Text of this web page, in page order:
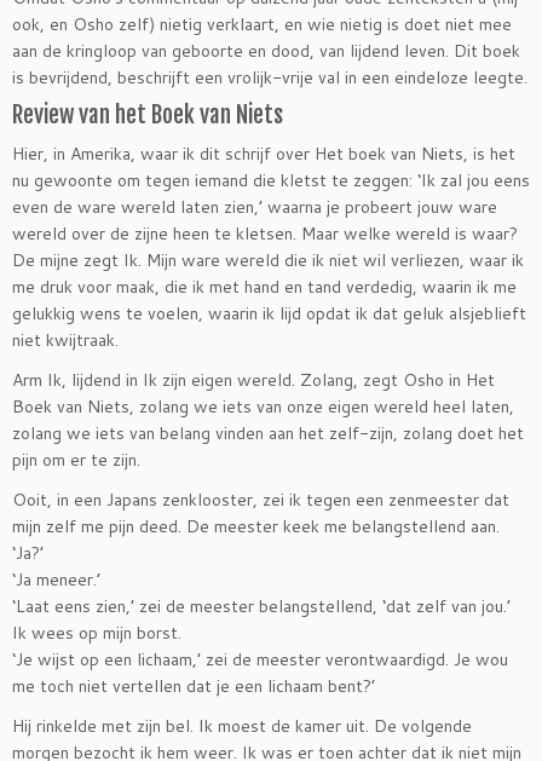
ook, en Osho zelf) nietig verklaart, en wie nietig is doet niet mee
aan de kringloop van geboorte en dood, van lijdend leven. Dit boek
is bevrijdend, beschrijft een vrolijk-vrije val in een eindeloze leegte.
Review van het Boek van Niets
Hier, in Amerika, waar ik dit schrijf over Het boek van Niets, is het
nu gewoonte om tegen iemand die kletst te zeggen: ‘Ik zal jou eens
even de ware wereld laten zien,’ waarna je probeert jouw ware
wereld over de zijne heen te kletsen. Maar welke wereld is waar?
De mijne zegt Ik. Mijn ware wereld die ik niet wil verliezen, waar ik
me druk voor maak, die ik met hand en tand verdedig, waarin ik me
gelukkig wens te voelen, waarin ik lijd opdat ik dat geluk alsjeblieft
niet kwijtraak.
Arm Ik, lijdend in Ik zijn eigen wereld. Zolang, zegt Osho in Het
Boek van Niets, zolang we iets van onze eigen wereld heel laten,
zolang we iets van belang vinden aan het zelf-zijn, zolang doet het
pijn om er te zijn.
Ooit, in een Japans zenklooster, zei ik tegen een zenmeester dat
mijn zelf me pijn deed. De meester keek me belangstellend aan.
‘Ja?’
‘Ja meneer.’
‘Laat eens zien,’ zei de meester belangstellend, ‘dat zelf van jou.’
Ik wees op mijn borst.
‘Je wijst op een lichaam,’ zei de meester verontwaardigd. Je wou
me toch niet vertellen dat je een lichaam bent?’
Hij rinkelde met zijn bel. Ik moest de kamer uit. De volgende
morgen bezocht ik hem weer. Ik was er toen achter dat ik niet mijn